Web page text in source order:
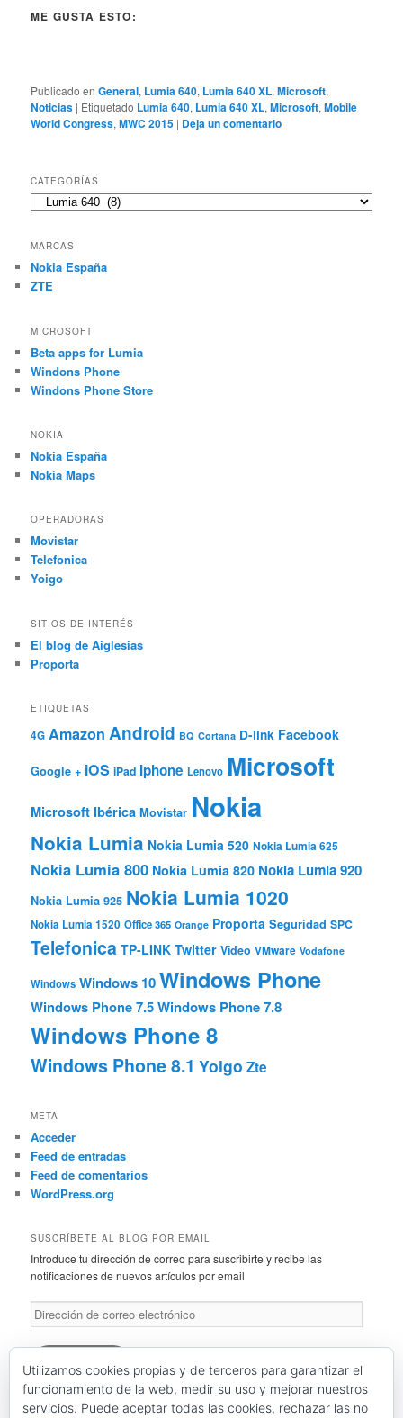
ME GUSTA ESTO:
Publicado en General, Lumia 640, Lumia 640 XL,Microsoft,
Noticias | Etiquetado Lumia 640, Lumia 640 XL,Microsoft,Mobile
World Congress,MWC 2015 | Deja un comentario
CATEGORÍAS
Categorías
MARCAS
Nokia España
ZTE
MICROSOFT
Beta apps for Lumia
Windons Phone
Windons Phone Store
NOKIA
Nokia España
Nokia Maps
OPERADORAS
Movistar
Telefonica
Yoigo
SITIOS DE INTERÉS
El blog de Aiglesias
Proporta
ETIQUETAS
4G Amazon Android BQ Cortana D-link Facebook
Google + iOS iPad Iphone Lenovo Microsoft
Microsoft Ibérica Movistar Nokia
Nokia Lumia Nokia Lumia 520 Nokia Lumia 625
Nokia Lumia 800 Nokia Lumia 820 Nokia Lumia 920
Nokia Lumia 925 Nokia Lumia 1020
Nokia Lumia 1520 Office 365 Orange Proporta Seguridad SPC
Telefonica TP-LINK Twitter Video VMware Vodafone
Windows Windows 10Windows Phone
Windows Phone 7.5Windows Phone 7.8
Windows Phone 8
Windows Phone 8.1 Yoigo Zte
META
Acceder
Feed de entradas
Feed de comentarios
WordPress.org
SUSCRÍBETE AL BLOG POR EMAIL
Introduce tu dirección de correo para suscribirte y recibe las
notificaciones de nuevos artículos por email
Dirección
de
correo
Suscríbete
Únete a otros 46 suscriptores
Utilizamos cookies propias y de terceros para garantizar el
funcionamiento de la web, medir su uso y mejorar nuestros
servicios. Puede aceptar todas las cookies, rechazar las no